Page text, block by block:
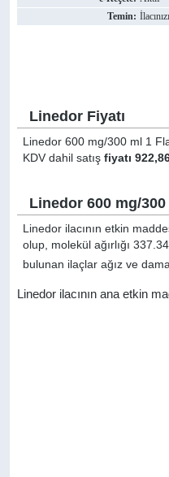
Temin:
Linedor Fiyatı
Linedor 600 mg/300 ml 1
KDV dahil satışfiyatı
Linedor 600 mg/
Linedor ilacının etkin
olup, molekül ağırlığı
bulunan ilaçlar ağız ve
Linedor ilacının ana etkin